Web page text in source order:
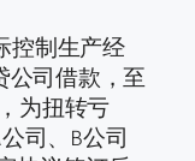
控制生产经
公司借款，至
为扭转亏
司、B公司